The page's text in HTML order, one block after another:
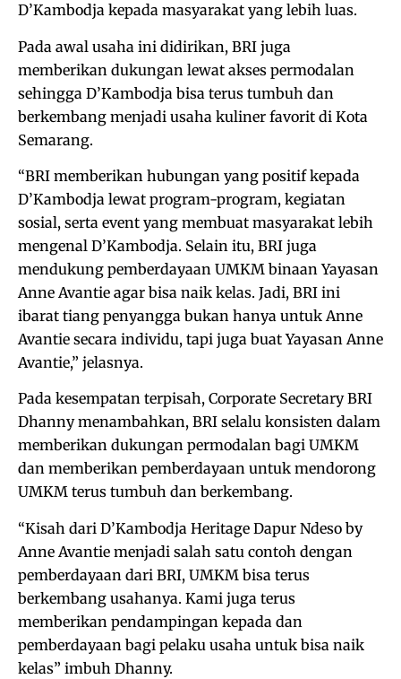
D’Kambodja kepada masyarakat yang lebih luas.
Pada awal usaha ini didirikan, BRI juga
memberikan dukungan lewat akses permodalan
sehingga D’Kambodja bisa terus tumbuh dan
berkembang menjadi usaha kuliner favorit di Kota
Semarang.
“BRI memberikan hubungan yang positif kepada
D’Kambodja lewat program-program, kegiatan
sosial, serta event yang membuat masyarakat lebih
mengenal D’Kambodja. Selain itu, BRI juga
mendukung pemberdayaan UMKM binaan Yayasan
Anne Avantie agar bisa naik kelas. Jadi, BRI ini
ibarat tiang penyangga bukan hanya untuk Anne
Avantie secara individu, tapi juga buat Yayasan Anne
Avantie,” jelasnya.
Pada kesempatan terpisah, Corporate Secretary BRI
Dhanny menambahkan, BRI selalu konsisten dalam
memberikan dukungan permodalan bagi UMKM
dan memberikan pemberdayaan untuk mendorong
UMKM terus tumbuh dan berkembang.
“Kisah dari D’Kambodja Heritage Dapur Ndeso by
Anne Avantie menjadi salah satu contoh dengan
pemberdayaan dari BRI, UMKM bisa terus
berkembang usahanya. Kami juga terus
memberikan pendampingan kepada dan
pemberdayaan bagi pelaku usaha untuk bisa naik
kelas” imbuh Dhanny.